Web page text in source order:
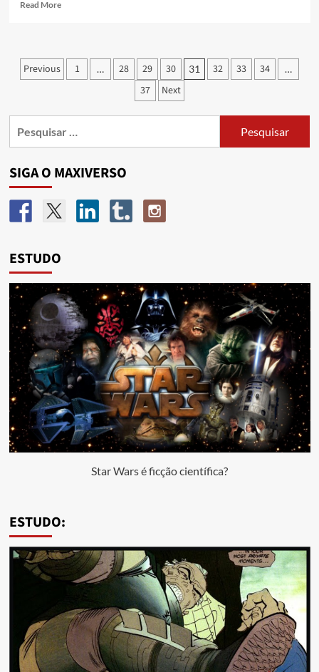
Read More
Previous 1 … 28 29 30 31 32 33 34 …
37 Next
SIGA O MAXIVERSO
ESTUDO
Star Wars é ficção científica?
ESTUDO: